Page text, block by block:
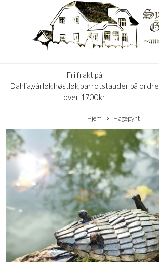
Fri frakt på
Dahlia,vårløk,høstløk,barrotstauder på ordre
over 1700kr
Hjem Hagepynt